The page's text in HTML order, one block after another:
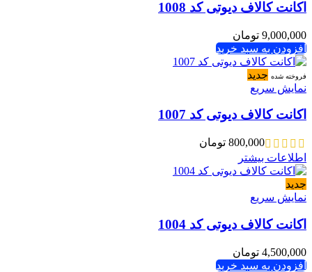
اکانت کالاف دیوتی کد 1008
9,000,000 تومان
افزودن به سبد خرید
فروخته شده جدید
نمایش سریع
اکانت کالاف دیوتی کد 1007
800,000 تومان
اطلاعات بیشتر
جدید
نمایش سریع
اکانت کالاف دیوتی کد 1004
4,500,000 تومان
افزودن به سبد خرید